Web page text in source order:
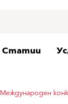
Статии
Международен